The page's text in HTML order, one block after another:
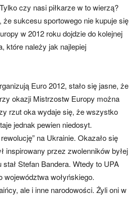
czy nasi piłkarze w to wierzą?
sukcesu sportowego nie kupuje się
w 2012 roku dojdzie do kolejnej
które należy jak najlepiej
Euro 2012, stało się jasne, że
okazji Mistrzostw Europy można
rzut oka wydaje się, że wszystko
jednak pewien niedosyt.
na Ukrainie. Okazało się
inspirowany przez zwolenników byłej
Stefan Bandera. Wtedy to UPA
województwa wołyńskiego.
ale i inne narodowości. Żyli oni w